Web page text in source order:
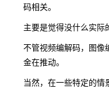
码相关。
主要是觉得没什么实际
不管视频编解码，图像
金在推动。
当然，在一些特定的情